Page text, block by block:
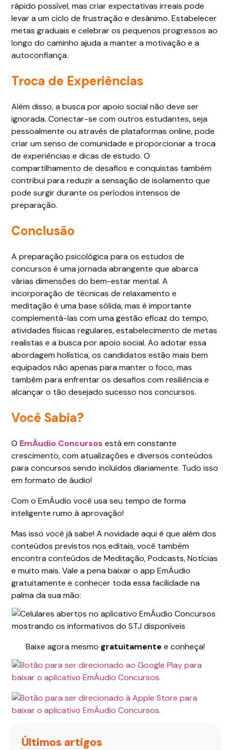
rápido possível, mas criar expectativas irreais pode
levar a um ciclo de frustração e desânimo. Estabelecer
metas graduais e celebrar os pequenos progressos ao
longo do caminho ajuda a manter a motivação e a
autoconfiança.
Troca de Experiências
Além disso, a busca por apoio social não deve ser
ignorada. Conectar-se com outros estudantes, seja
pessoalmente ou através de plataformas online, pode
criar um senso de comunidade e proporcionar a troca
de experiências e dicas de estudo. O
compartilhamento de desafios e conquistas também
contribui para reduzir a sensação de isolamento que
pode surgir durante os períodos intensos de
preparação.
Conclusão
A preparação psicológica para os estudos de
concursos é uma jornada abrangente que abarca
várias dimensões do bem-estar mental. A
incorporação de técnicas de relaxamento e
meditação é uma base sólida, mas é importante
complementá-las com uma gestão eficaz do tempo,
atividades físicas regulares, estabelecimento de metas
realistas e a busca por apoio social. Ao adotar essa
abordagem holística, os candidatos estão mais bem
equipados não apenas para manter o foco, mas
também para enfrentar os desafios com resiliência e
alcançar o tão desejado sucesso nos concursos.
Você Sabia?
O EmÁudio Concursos está em constante
crescimento, com atualizações e diversos conteúdos
para concursos sendo incluídos diariamente. Tudo isso
em formato de áudio!
Com o EmÁudio você usa seu tempo de forma
inteligente rumo à aprovação!
Mas isso você já sabe! A novidade aqui é que além dos
conteúdos previstos nos editais, você também
encontra conteúdos de Meditação, Podcasts, Notícias
e muito mais. Vale a pena baixar o app EmÁudio
gratuitamente e conhecer toda essa facilidade na
palma da sua mão:
Baixe agora mesmo gratuitamente e conheça!
Últimos artigos